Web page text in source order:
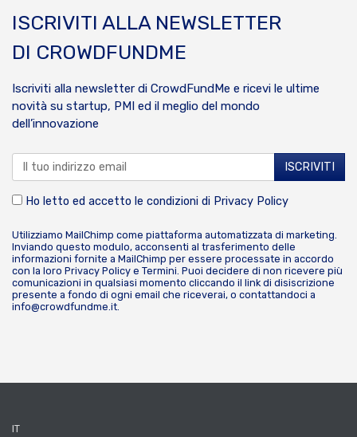
ISCRIVITI ALLA NEWSLETTER
DI CROWDFUNDME
Iscriviti alla newsletter di CrowdFundMe e ricevi le ultime
novità su startup, PMI ed il meglio del mondo
dell’innovazione
Ho letto ed accetto le condizioni di Privacy Policy
Utilizziamo MailChimp come piattaforma automatizzata di marketing.
Inviando questo modulo, acconsenti al trasferimento delle
informazioni fornite a MailChimp per essere processate in accordo
con la loro Privacy Policy e Termini. Puoi decidere di non ricevere più
comunicazioni in qualsiasi momento cliccando il link di disiscrizione
presente a fondo di ogni email che riceverai, o contattandoci a
info@crowdfundme.it.
IT